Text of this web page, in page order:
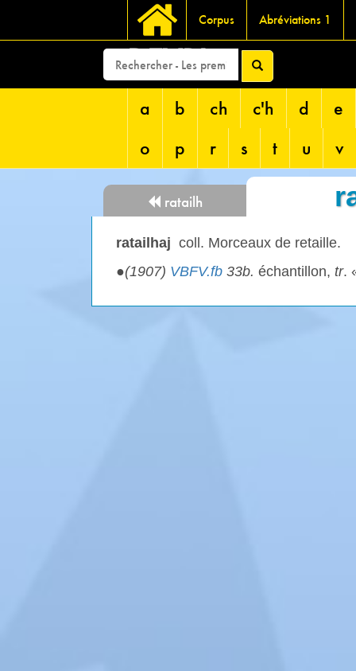
Corpus Abréviations 1
DEVRI
a b ch c'h d
e
o
p r s t u v
ratailh
ratailhaj coll. Morceaux de retaille.
●(1907) VBFV.fb 33b. échantillon, tr.